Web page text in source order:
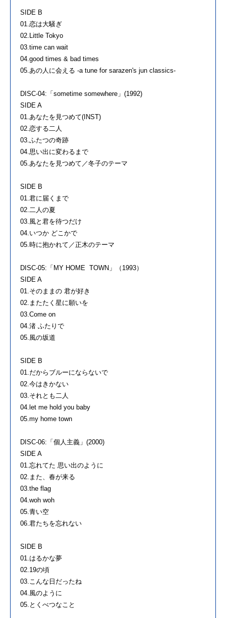
SIDE B
01.恋は大騒ぎ
02.Little Tokyo
03.time can wait
04.good times & bad times
05.あの人に会える -a tune for sarazen's jun classics-
DISC-04:「sometime somewhere」(1992)
SIDE A
01.あなたを見つめて(INST)
02.恋する二人
03.ふたつの奇跡
04.思い出に変わるまで
05.あなたを見つめて／冬子のテーマ
SIDE B
01.君に届くまで
02.二人の夏
03.風と君を待つだけ
04.いつか どこかで
05.時に抱かれて／正木のテーマ
DISC-05:「MY HOME TOWN」（1993）
SIDE A
01.そのままの 君が好き
02.またたく星に願いを
03.Come on
04.渚 ふたりで
05.風の坂道
SIDE B
01.だからブルーにならないで
02.今はきかない
03.それとも二人
04.let me hold you baby
05.my home town
DISC-06:「個人主義」(2000)
SIDE A
01.忘れてた 思い出のように
02.また、春が来る
03.the flag
04.woh woh
05.青い空
06.君たちを忘れない
SIDE B
01.はるかな夢
02.19の頃
03.こんな日だったね
04.風のように
05.とくべつなこと